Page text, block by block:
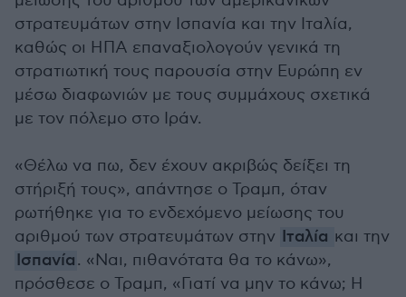
στρατευμάτων στην Ισπανία και την Ιταλία,
καθώς οι ΗΠΑ επαναξιολογούν γενικά τη
στρατιωτική τους παρουσία στην Ευρώπη εν
μέσω διαφωνιών με τους συμμάχους σχετικά
με τον πόλεμο στο Ιράν.
«Θέλω να πω, δεν έχουν ακριβώς δείξει τη
στήριξή τους», απάντησε ο Τραμπ, όταν
ρωτήθηκε για το ενδεχόμενο μείωσης του
αριθμού των στρατευμάτων στην Ιταλία και την
Ισπανία. «Ναι, πιθανότατα θα το κάνω»,
πρόσθεσε ο Τραμπ, «Γιατί να μην το κάνω; Η